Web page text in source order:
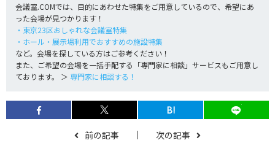
会議室.COMでは、目的にあわせた特集をご用意しているので、希望にあ
った会場が見つかります！
・東京23区おしゃれな会議室特集
・ホール・展示場利用でおすすめの施設特集
など。会場を探している方はご参考ください！
また、ご希望の会場を一括手配する「専門家に相談」サービスもご用意し
ております。 ＞ 専門家に相談する！
B!
前の記事 次の記事